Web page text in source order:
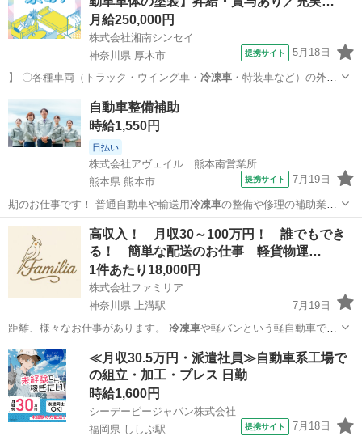
月給250,000円
株式会社湘南シンセイ
神奈川県 厚木市
提携サイト 5月18日
】 〇各種車両（トラック・ウイング車・ 冷凍車・特装車など）の外装
塗装 〇車両部品塗…
神奈川 厚木市 工場
自動車整備補助
時給1,550円
日払い
株式会社アヴェイル 熊本南営業所
熊本県 熊本市
提携サイト 7月19日
期のお仕事です！ 普通自動車や輸送用冷凍車の整備や修理の補助業務
です。 自動車…
熊本 熊本市 工場
高収入！ 月収30～100万円！ 誰でもでき
る！ 簡単な配送のお仕事 軽貨物運…
1件あたり18,000円
株式会社ファミリア
神奈川県 上溝駅
7月19日
距離、様々なお仕事があります。 冷凍車や軽バンという軽自動車での
お仕事です。…
神奈川 相模原市 上溝駅 ドライバー 業務委託
≪月収30.5万円・派遣社員≫自動車系工場で
の組立・加工・プレス 日勤
時給1,600円
シーデーピージャパン株式会社
福岡県 ししぶ駅
提携サイト 7月18日